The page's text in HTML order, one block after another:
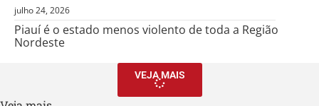
julho 24, 2026
Piauí é o estado menos violento de toda a Região
Nordeste
VEJA MAIS